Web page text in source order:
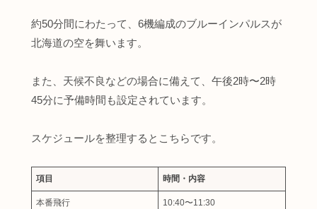
約50分間にわたって、6機編成のブルーインパルスが
北海道の空を舞います。
また、天候不良などの場合に備えて、午後2時〜2時
45分に予備時間も設定されています。
スケジュールを整理するとこちらです。
項目 時間・内容
本番飛行 10:40〜11:30